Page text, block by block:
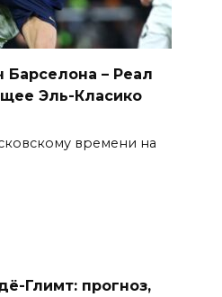
Барселона – Реал
Эль-Класико
времени на
Глимт: прогноз,